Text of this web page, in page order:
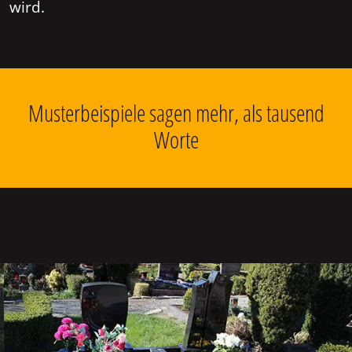
wird.
Musterbeispiele sagen mehr, als tausend
Worte